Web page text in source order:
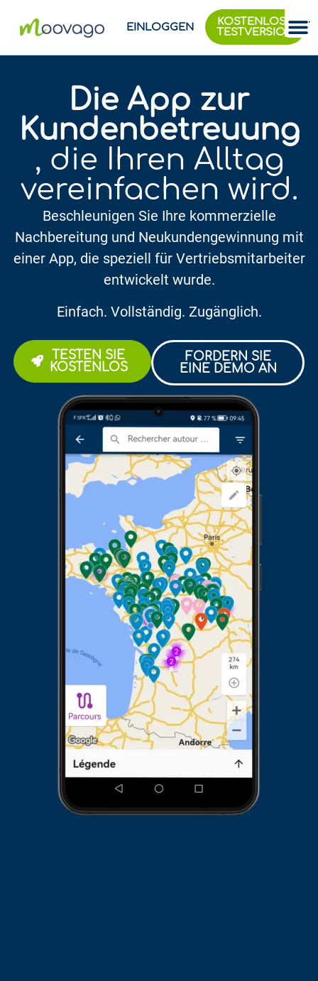
EINLOGGEN
KOSTENLOSE
TESTVERSION
Die App zur
Kundenbetreuung
, die Ihren Alltag
vereinfachen wird.
Beschleunigen Sie Ihre kommerzielle
Nachbereitung und Neukundengewinnung mit
einer App, die speziell für Vertriebsmitarbeiter
entwickelt wurde.
Einfach. Vollständig. Zugänglich.
TESTEN SIE
KOSTENLOS
FORDERN SIE
EINE DEMO AN